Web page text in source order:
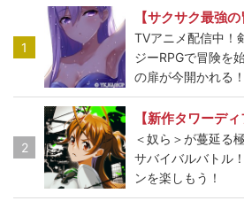
1
【サクサク最強の
TVアニメ配信中！
ジーRPGで冒険を
の扉が今開かれる！
2
【新作タワーディ
＜奴ら＞が蔓延る
サバイバルバトル
ンを楽しもう！